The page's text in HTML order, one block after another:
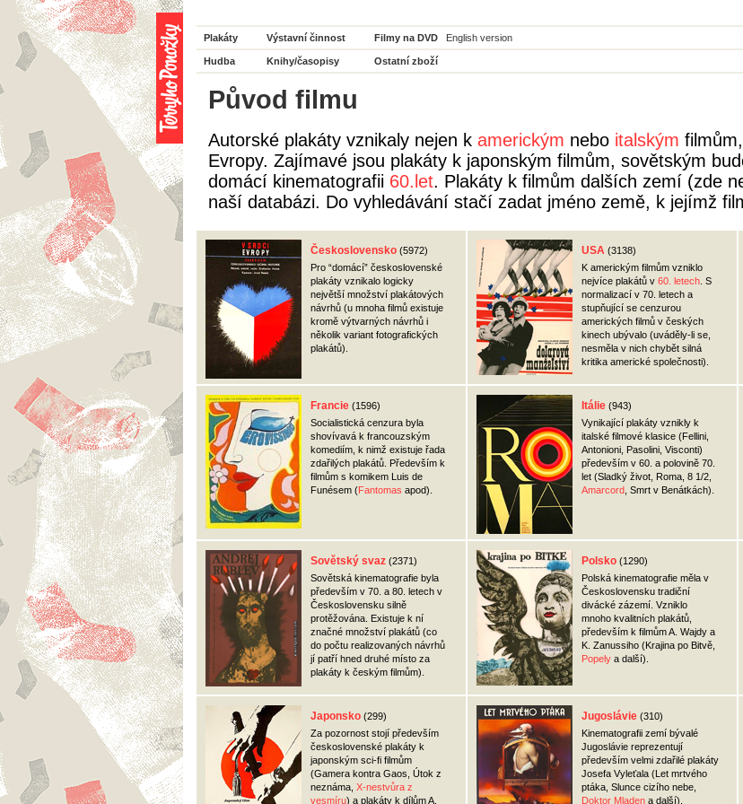
Plakáty Výstavní činnost Filmy na DVD English version
Hudba Knihy/časopisy Ostatní zboží
Původ filmu
Autorské plakáty vznikaly nejen k americkým nebo italským
Evropy. Zajímavé jsou plakáty k japonským filmům, sovětským
domácí kinematografii 60.let. Plakáty k filmům dalších zemí (zde
naší databázi. Do vyhledávání stačí zadat jméno země, k jejímž
Československo (5972)
Pro “domácí” československé
plakáty vznikalo logicky
největší množství plakátových
návrhů (u mnoha filmů existuje
kromě výtvarných návrhů i
několik variant fotografických
plakátů).
USA (3138)
K americkým filmům vzniklo
nejvíce plakátů v 60. letech . S
normalizací v 70. letech a
stupňující se cenzurou
amerických filmů v českých
kinech ubývalo (uváděly-li se,
nesměla v nich chybět silná
kritika americké společnosti).
Francie (1596)
Socialistická cenzura byla
shovívavá k francouzským
komediím, k nimž existuje řada
zdařilých plakátů. Především k
filmům s komikem Luis de
Funésem (Fantomas apod).
Itálie (943)
Vynikající plakáty vznikly k
italské filmové klasice (Fellini,
Antonioni, Pasolini, Visconti)
především v 60. a polovině 70.
let (Sladký život, Roma, 8 1/2,
Amarcord , Smrt v Benátkách).
Sovětský svaz (2371)
Sovětská kinematografie byla
především v 70. a 80. letech v
Československu silně
protěžována. Existuje k ní
značné množství plakátů (co
do počtu realizovaných návrhů
jí patří hned druhé místo za
plakáty k českým filmům).
Polsko (1290)
Polská kinematografie měla v
Československu tradiční
divácké zázemí. Vzniklo
mnoho kvalitních plakátů,
především k filmům A. Wajdy a
K. Zanussiho (Krajina po Bitvě,
Popely a další).
Japonsko (299)
Za pozornost stojí především
československé plakáty k
japonským sci-fi filmům
(Gamera kontra Gaos, Útok z
neznáma, X-nestvůra z
vesmíru) a plakáty k dílům A.
Jugoslávie (310)
Kinematografii zemí bývalé
Jugoslávie reprezentují
především velmi zdařilé plakáty
Josefa Vyleťala (Let mrtvého
ptáka, Slunce cizího nebe,
Doktor Mladen a další).